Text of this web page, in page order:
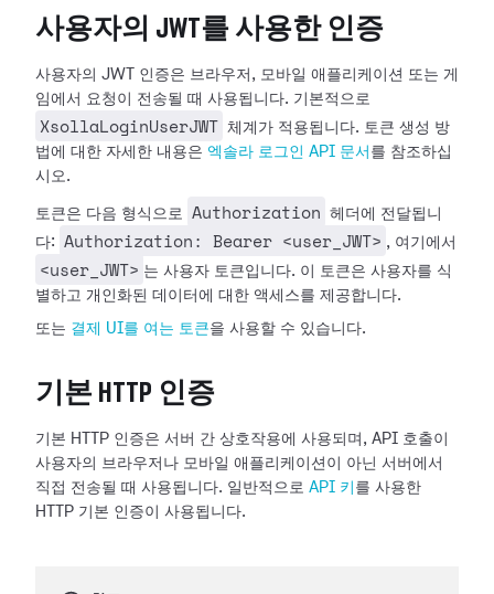
사용자의 JWT를 사용한 인증
사용자의 JWT 인증은 브라우저, 모바일 애플리케이션 또는 게
임에서 요청이 전송될 때 사용됩니다. 기본적으로
XsollaLoginUserJWT 체계가 적용됩니다. 토큰 생성 방
법에 대한 자세한 내용은 엑솔라 로그인 API 문서 를 참조하십
시오.
토큰은 다음 형식으로 Authorization
헤더에 전달됩니
다:
Authorization: Bearer <user_JWT> , 여기에서
<user_JWT> 는 사용자 토큰입니다. 이 토큰은 사용자를 식
별하고 개인화된 데이터에 대한 액세스를 제공합니다.
또는 결제 UI를 여는 토큰을 사용할 수 있습니다.
기본 HTTP 인증
기본 HTTP 인증은 서버 간 상호작용에 사용되며, API 호출이
사용자의 브라우저나 모바일 애플리케이션이 아닌 서버에서
직접 전송될 때 사용됩니다. 일반적으로 API 키 를 사용한
HTTP 기본 인증이 사용됩니다.